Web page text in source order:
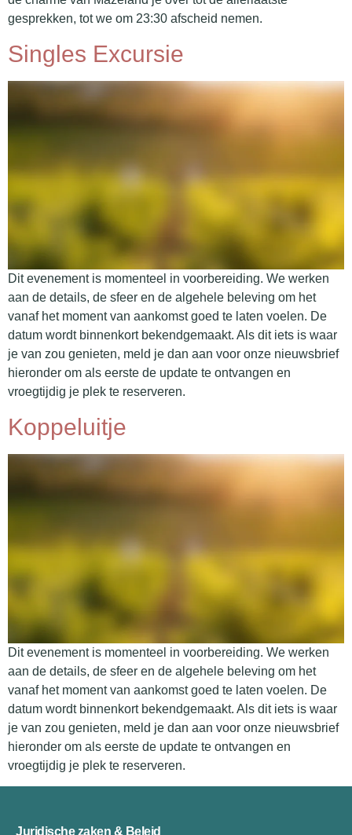
gesprekken, tot we om 23:30 afscheid nemen.
Singles Excursie
Dit evenement is momenteel in voorbereiding. We werken
aan de details, de sfeer en de algehele beleving om het
vanaf het moment van aankomst goed te laten voelen. De
datum wordt binnenkort bekendgemaakt. Als dit iets is waar
je van zou genieten, meld je dan aan voor onze nieuwsbrief
hieronder om als eerste de update te ontvangen en
vroegtijdig je plek te reserveren.
Koppeluitje
Dit evenement is momenteel in voorbereiding. We werken
aan de details, de sfeer en de algehele beleving om het
vanaf het moment van aankomst goed te laten voelen. De
datum wordt binnenkort bekendgemaakt. Als dit iets is waar
je van zou genieten, meld je dan aan voor onze nieuwsbrief
hieronder om als eerste de update te ontvangen en
vroegtijdig je plek te reserveren.
Juridische zaken & Beleid